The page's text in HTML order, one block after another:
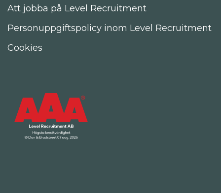
Att jobba på Level Recruitment
Personuppgiftspolicy inom Level Recruitment
Cookies